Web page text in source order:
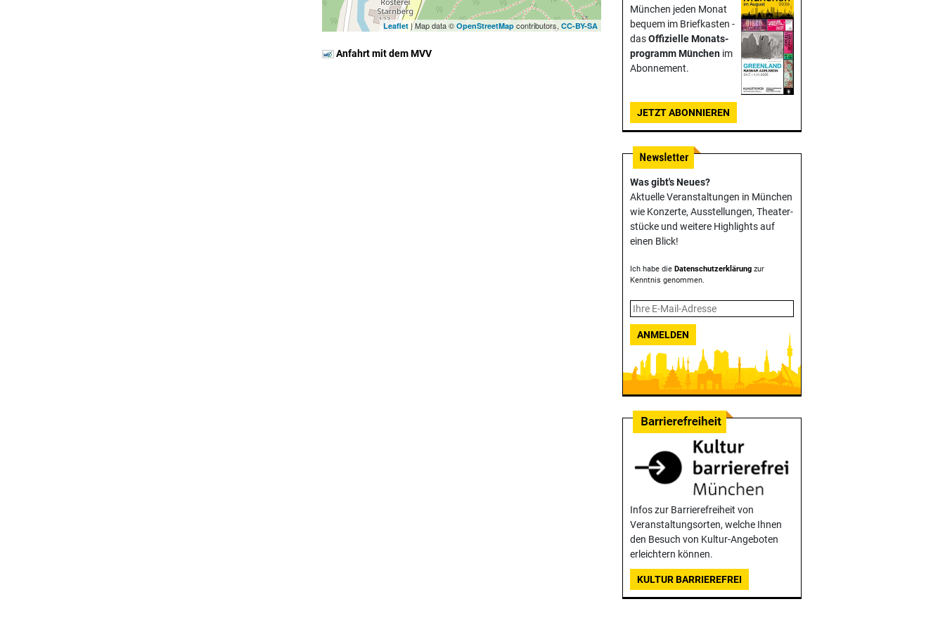
Leaflet | Map data © OpenStreetMapcontributors, CC-BY-SA
Anfahrt mit dem MVV
München jeden Monat
bequem im Briefkasten -
dasOffizielle Monats­
programm München im
Abonnement.
JETZT ABONNIEREN
Was gibt's Neues?
Aktuelle Veranstaltungen in München
wie Konzerte, Ausstellungen, Theater­
stücke und weitere Highlights auf
einen Blick!
Ich habe die Datenschutzerklärung zur
Kenntnis genommen.
ANMELDEN
Infos zur Barrierefreiheit von
Veranstaltungsorten, welche Ihnen
den Besuch von Kultur-Angeboten
erleichtern können.
KULTUR BARRIEREFREI